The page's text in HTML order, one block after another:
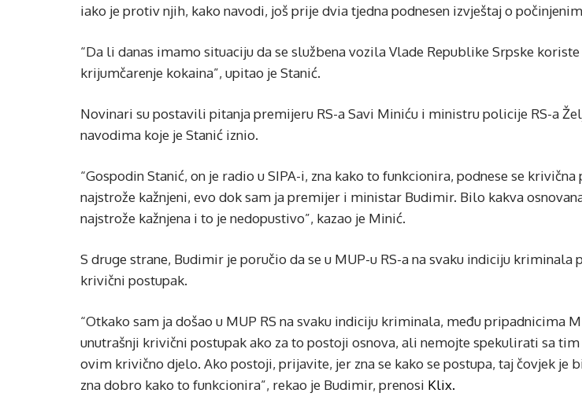
iako je protiv njih, kako navodi, još prije dvia tjedna podnesen izvještaj o
“Da li danas imamo situaciju da se službena vozila Vlade Republike Srpske
krijumčarenje kokaina”, upitao je Stanić.
Novinari su postavili pitanja premijeru RS-a Savi Miniću i ministru policije RS-a
navodima koje je Stanić iznio.
“Gospodin Stanić, on je radio u SIPA-i, zna kako to funkcionira, podnese se
najstrože kažnjeni, evo dok sam ja premijer i ministar Budimir. Bilo kakva
najstrože kažnjena i to je nedopustivo”, kazao je Minić.
S druge strane, Budimir je poručio da se u MUP-u RS-a na svaku indiciju kriminala
krivični postupak.
“Otkako sam ja došao u MUP RS na svaku indiciju kriminala, među pripadnicima
unutrašnji krivični postupak ako za to postoji osnova, ali nemojte spekulirati sa
ovim krivično djelo. Ako postoji, prijavite, jer zna se kako se postupa, taj čovjek je
zna dobro kako to funkcionira”, rekao je Budimir, prenosi Klix.